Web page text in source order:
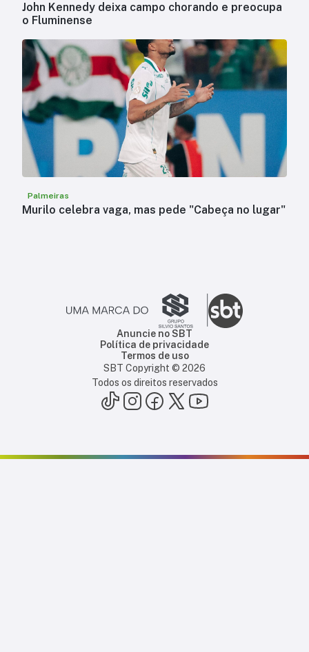
John Kennedy deixa campo chorando e preocupa
o Fluminense
Palmeiras
Murilo celebra vaga, mas pede "Cabeça no lugar"
Anuncie no SBT
Política de privacidade
Termos de uso
SBT Copyright © 2026
Todos os direitos reservados